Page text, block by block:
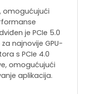
omogućujući
je PCIe 5.0
najnovije GPU-
s PCIe 4.0
omogućujući
aplikacija.